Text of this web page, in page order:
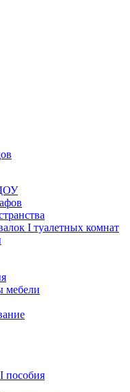
I туалетных комнат
мебели
пособия